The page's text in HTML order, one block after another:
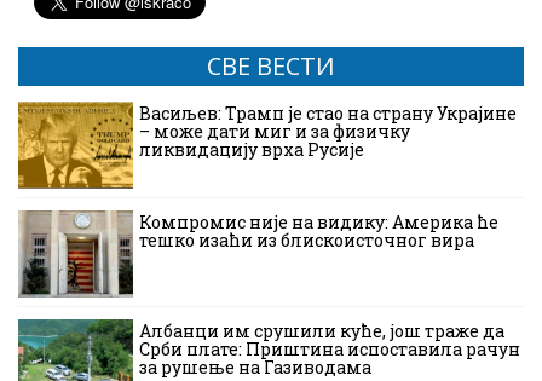
СВЕ ВЕСТИ
Васиљев: Трамп је стао на страну Украјине
– може дати миг и за физичку
ликвидацију врха Русије
Компромис није на видику: Америка ће
тешко изаћи из блискоисточног вира
Албанци им срушили куће, још траже да
Срби плате: Приштина испоставила рачун
за рушење на Газиводама